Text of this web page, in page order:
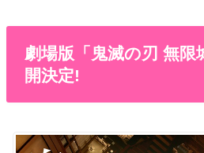
劇場版「鬼滅の刃 無限
開決定!